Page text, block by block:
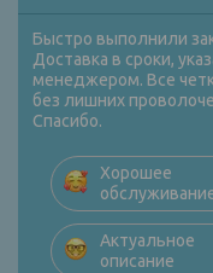
Быстро выполнили
Доставка в сроки,
менеджером. Все
без лишних
Спасибо.
Хорошее
Актуальное
описание